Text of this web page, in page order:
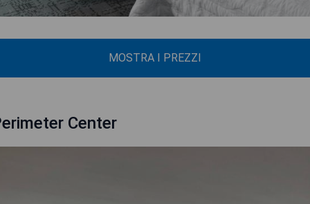
MOSTRA I PREZZI
Center